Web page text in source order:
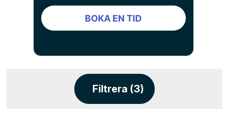
BOKA EN TID
Filtrera (3)